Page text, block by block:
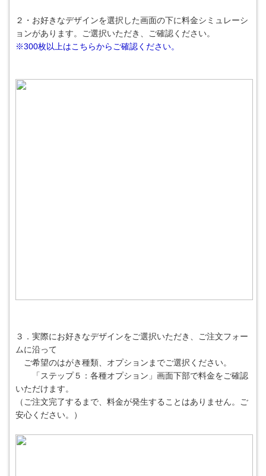
２・お好きなデザインを選択した画面の下に料金シミュレーシ
ョンがあります。ご選択いただき、ご確認ください。
※300枚以上はこちらからご確認ください。
３．実際にお好きなデザインをご選択いただき、ご注文フォー
ムに沿って
ご希望のはがき種類、オプションまでご選択ください。
「ステップ５：各種オプション」画面下部で料金をご確認
いただけます。
（ご注文完了するまで、料金が発生することはありません。ご
安心ください。）